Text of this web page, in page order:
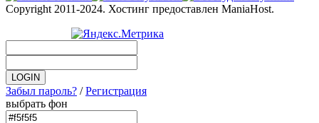
Copyright 2011-2024. Хостинг предоставлен ManiaHost.
Забыл пароль? /Регистрация
выбрать фон